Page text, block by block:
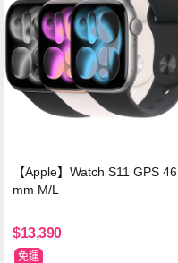
【Apple】Watch S11 GPS 46
mm M/L
$13,390
免運